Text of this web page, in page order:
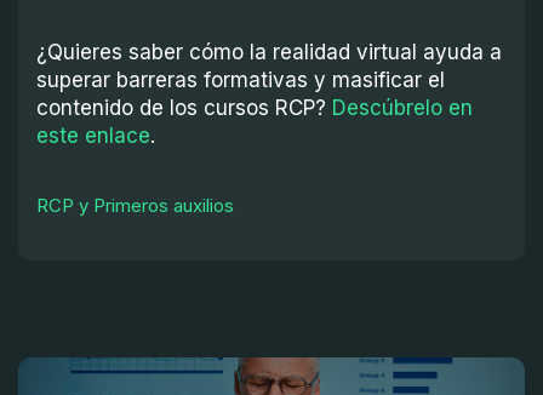
¿Quieres saber cómo la realidad virtual ayuda a
superar barreras formativas y masificar el
contenido de los cursos RCP? Descúbrelo en
este enlace.
RCP y Primeros auxilios